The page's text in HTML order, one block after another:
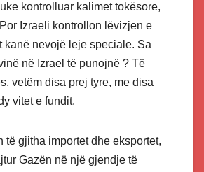
kontrolluar kalimet tokësore,
Izraeli kontrollon lëvizjen e
kanë nevojë leje speciale. Sa
në Izrael të punojnë ? Të
vetëm disa prej tyre, me disa
vitet e fundit.
të gjitha importet dhe eksportet,
Gazën në një gjendje të